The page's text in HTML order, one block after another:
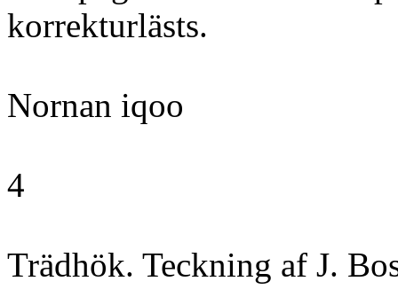
korrekturlästs.
Nornan iqoo
4
Trädhök. Teckning af J.